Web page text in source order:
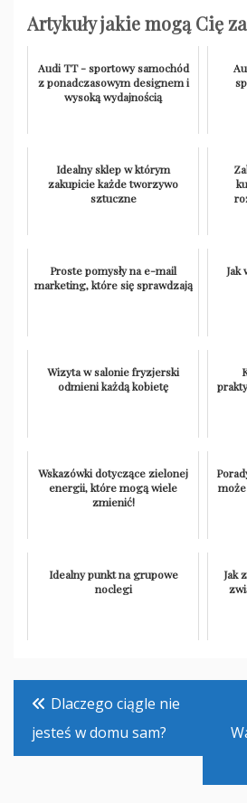
Artykuły jakie mogą Cię
Audi TT - sportowy samochód
z ponadczasowym designem i
wysoką wydajnością
Idealny sklep w którym
zakupicie każde tworzywo
sztuczne
Proste pomysły na e-mail
marketing, które się sprawdzają
Jak
Wizyta w salonie fryzjerski
odmieni każdą kobietę
Wskazówki dotyczące zielonej
energii, które mogą wiele
zmienić!
Idealny punkt na grupowe
noclegi
Jak
Nawigacja
wpisu
Dlaczego ciągle nie
jesteś w domu sam?